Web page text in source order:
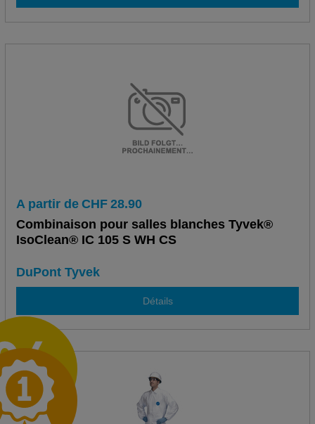
A partir de CHF 28.90
Combinaison pour salles blanches Tyvek®
IsoClean® IC 105 S WH CS
DuPont Tyvek
Détails